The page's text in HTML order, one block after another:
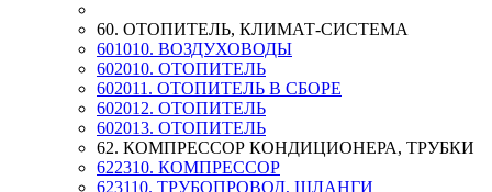
60. ОТОПИТЕЛЬ, КЛИМАТ-СИСТЕМА
601010. ВОЗДУХОВОДЫ
602010. ОТОПИТЕЛЬ
602011. ОТОПИТЕЛЬ В СБОРЕ
602012. ОТОПИТЕЛЬ
602013. ОТОПИТЕЛЬ
62. КОМПРЕССОР КОНДИЦИОНЕРА, ТРУБКИ
622310. КОМПРЕССОР
623110. ТРУБОПРОВОД, ШЛАНГИ